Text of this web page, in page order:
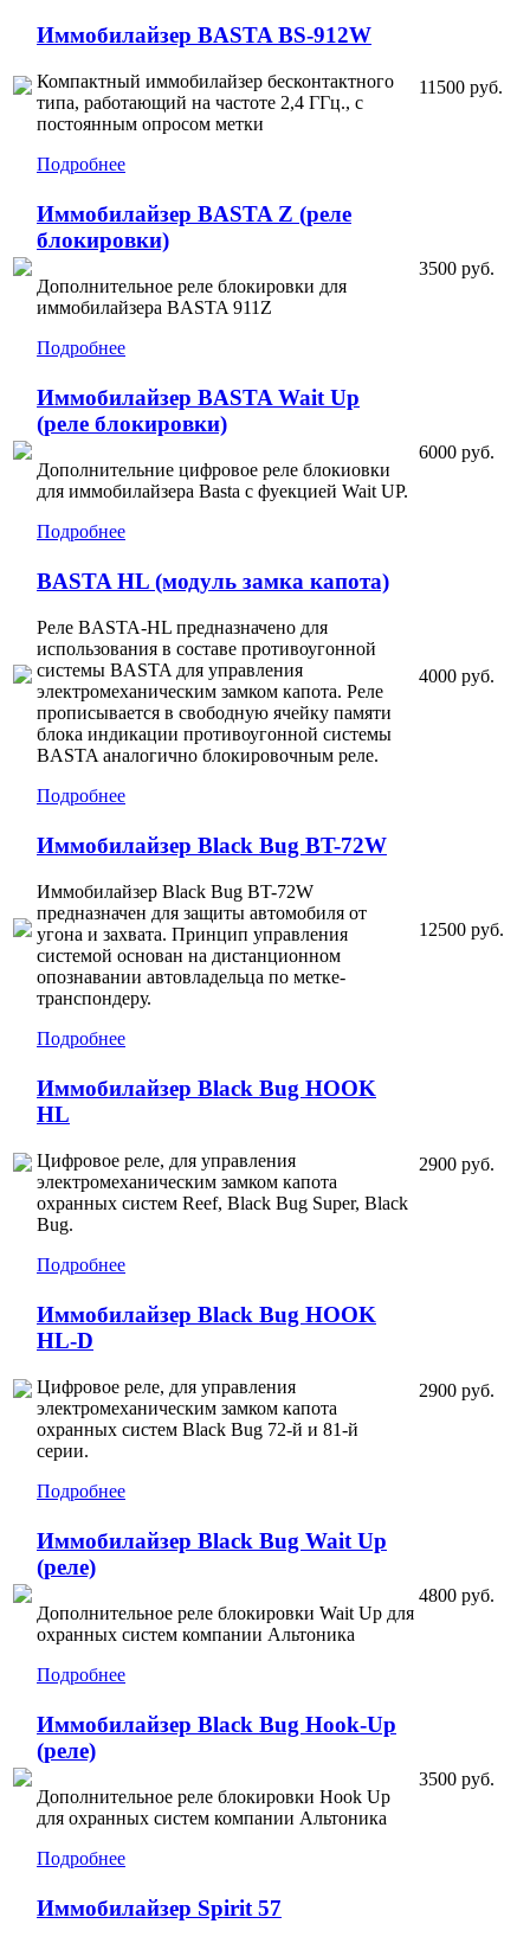
Иммобилайзер BASTA BS-912W
Компактный иммобилайзер бесконтактного
типа, работающий на частоте 2,4 ГГц., с
постоянным опросом метки
Подробнее
11500 руб.
Иммобилайзер BASTA Z (реле
блокировки)
Дополнительное реле блокировки для
иммобилайзера BASTA 911Z
Подробнее
3500 руб.
Иммобилайзер BASTA Wait Up
(реле блокировки)
Дополнительние цифровое реле блокиовки
для иммобилайзера Basta с фуекцией Wait UP.
Подробнее
6000 руб.
BASTA HL (модуль замка капота)
Реле BASTA-HL предназначено для
использования в составе противоугонной
системы BASTA для управления
электромеханическим замком капота. Реле
прописывается в свободную ячейку памяти
блока индикации противоугонной системы
BASTA аналогично блокировочным реле.
Подробнее
4000 руб.
Иммобилайзер Black Bug BT-72W
Иммобилайзер Black Bug BT-72W
предназначен для защиты автомобиля от
угона и захвата. Принцип управления
системой основан на дистанционном
опознавании автовладельца по метке-
транспондеру.
Подробнее
12500 руб.
Иммобилайзер Black Bug HOOK
HL
Цифровое реле, для управления
электромеханическим замком капота
охранных систем Reef, Black Bug Super, Black
Bug.
Подробнее
2900 руб.
Иммобилайзер Black Bug HOOK
HL-D
Цифровое реле, для управления
электромеханическим замком капота
охранных систем Black Bug 72-й и 81-й
серии.
Подробнее
2900 руб.
Иммобилайзер Black Bug Wait Up
(реле)
Дополнительное реле блокировки Wait Up для
охранных систем компании Альтоника
Подробнее
4800 руб.
Иммобилайзер Black Bug Hook-Up
(реле)
Дополнительное реле блокировки Hook Up
для охранных систем компании Альтоника
Подробнее
3500 руб.
Иммобилайзер Spirit 57